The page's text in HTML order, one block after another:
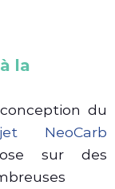
du
NeoCarb
sur des